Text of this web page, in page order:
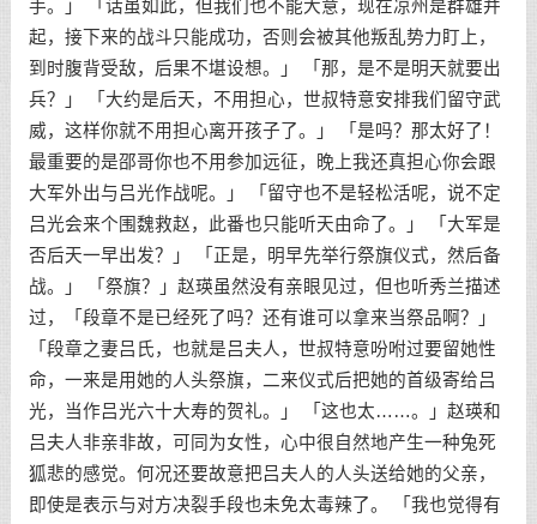
手。」 「话虽如此，但我们也不能大意，现在凉州是群雄并
起，接下来的战斗只能成功，否则会被其他叛乱势力盯上，
到时腹背受敌，后果不堪设想。」 「那，是不是明天就要出
兵？」 「大约是后天，不用担心，世叔特意安排我们留守武
威，这样你就不用担心离开孩子了。」 「是吗？那太好了！
最重要的是邵哥你也不用参加远征，晚上我还真担心你会跟
大军外出与吕光作战呢。」 「留守也不是轻松活呢，说不定
吕光会来个围魏救赵，此番也只能听天由命了。」 「大军是
否后天一早出发？」 「正是，明早先举行祭旗仪式，然后备
战。」 「祭旗？」赵瑛虽然没有亲眼见过，但也听秀兰描述
过，「段章不是已经死了吗？还有谁可以拿来当祭品啊？」
「段章之妻吕氏，也就是吕夫人，世叔特意吩咐过要留她性
命，一来是用她的人头祭旗，二来仪式后把她的首级寄给吕
光，当作吕光六十大寿的贺礼。」 「这也太……。」赵瑛和
吕夫人非亲非故，可同为女性，心中很自然地产生一种兔死
狐悲的感觉。何况还要故意把吕夫人的人头送给她的父亲，
即使是表示与对方决裂手段也未免太毒辣了。 「我也觉得有